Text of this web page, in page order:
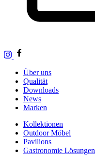
Über uns
Qualität
Downloads
News
Marken
Kollektionen
Outdoor Möbel
Pavilions
Gastronomie Lösungen